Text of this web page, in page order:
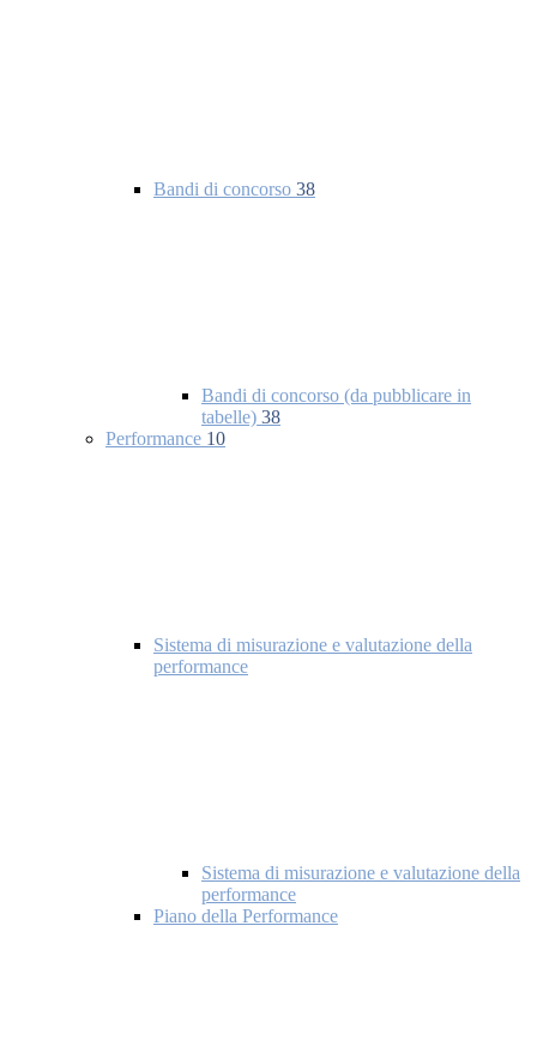
Bandi di concorso 38
Bandi di concorso (da pubblicare in
tabelle) 38
Performance 10
Sistema di misurazione e valutazione della
performance
Sistema di misurazione e valutazione della
performance
Piano della Performance